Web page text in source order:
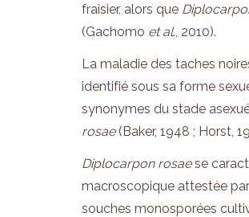
fraisier, alors que
(Gachomo et al., 2010).
La maladie des taches
identifié sous sa forme
synonymes du stade
rosae(Baker, 1948 ; Horst,
Diplocarpon rosaese
macroscopique attestée
souches monosporées